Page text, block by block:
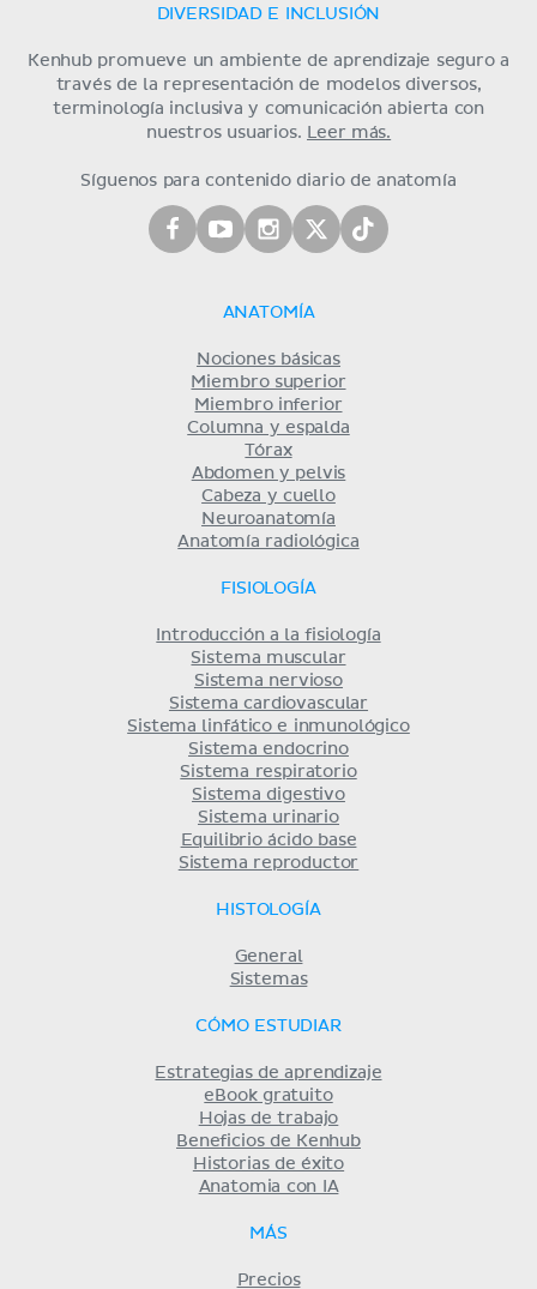
DIVERSIDAD E INCLUSIÓN
Kenhub promueve un ambiente de aprendizaje seguro a
través de la representación de modelos diversos,
terminología inclusiva y comunicación abierta con
nuestros usuarios.
Leer más.
Síguenos para contenido diario de anatomía
ANATOMÍA
Nociones básicas
Miembro superior
Miembro inferior
Columna y espalda
Tórax
Abdomen y pelvis
Cabeza y cuello
Neuroanatomía
Anatomía radiológica
FISIOLOGÍA
Introducción a la fisiología
Sistema muscular
Sistema nervioso
Sistema cardiovascular
Sistema linfático e inmunológico
Sistema endocrino
Sistema respiratorio
Sistema digestivo
Sistema urinario
Equilibrio ácido base
Sistema reproductor
HISTOLOGÍA
General
Sistemas
CÓMO ESTUDIAR
Estrategias de aprendizaje
eBook gratuito
Hojas de trabajo
Beneficios de Kenhub
Historias de éxito
Anatomia con IA
MÁS
Precios